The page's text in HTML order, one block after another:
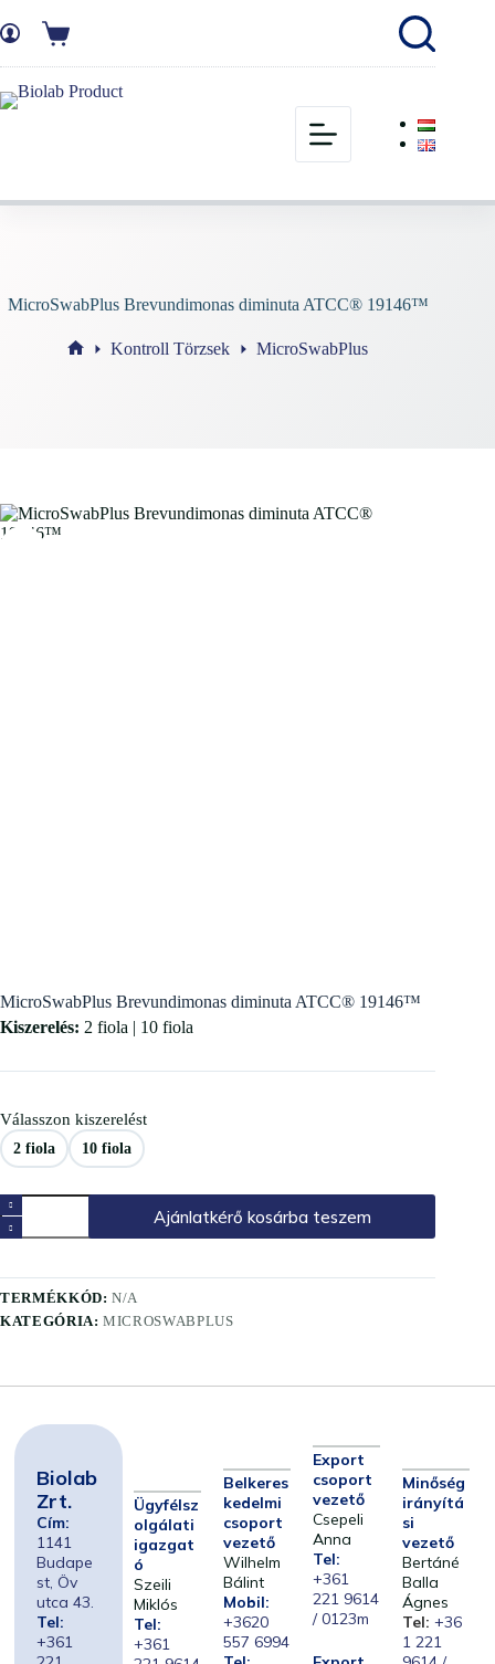
MicroSwabPlus Brevundimonas diminuta ATCC® 19146™
Kontroll Törzsek MicroSwabPlus
MicroSwabPlus Brevundimonas diminuta ATCC® 19146™
Kiszerelés: 2 fiola | 10 fiola
Válasszon kiszerelést
2 fiola 10 fiola
Ajánlatkérő kosárba teszem
TERMÉKKÓD:N/A
KATEGÓRIA:MICROSWABPLUS
Biolab
Zrt.
Cím:
1141
Budape
st, Öv
utca 43.
Tel:
+361
Ügyfélsz
olgálati
igazgat
ó
Szeili
Miklós
Tel:
+361
Belkeres
kedelmi
csoport
vezető
Wilhelm
Bálint
Mobil:
+3620
557 6994
Export
csoport
vezető
Csepeli
Anna
Tel:
+361
221 9614
/ 0123m
Minőség
irányítá
si
vezető
Bertáné
Balla
Ágnes
Tel: +36
1 221